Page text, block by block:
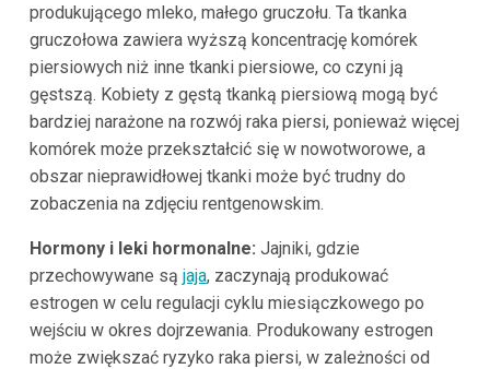
produkującego mleko, małego gruczołu. Ta tkanka
gruczołowa zawiera wyższą koncentrację komórek
piersiowych niż inne tkanki piersiowe, co czyni ją
gęstszą. Kobiety z gęstą tkanką piersiową mogą być
bardziej narażone na rozwój raka piersi, ponieważ więcej
komórek może przekształcić się w nowotworowe, a
obszar nieprawidłowej tkanki może być trudny do
zobaczenia na zdjęciu rentgenowskim.
Hormony i leki hormonalne: Jajniki, gdzie
przechowywane są jaja, zaczynają produkować
estrogen w celu regulacji cyklu miesiączkowego po
wejściu w okres dojrzewania. Produkowany estrogen
może zwiększać ryzyko raka piersi, w zależności od